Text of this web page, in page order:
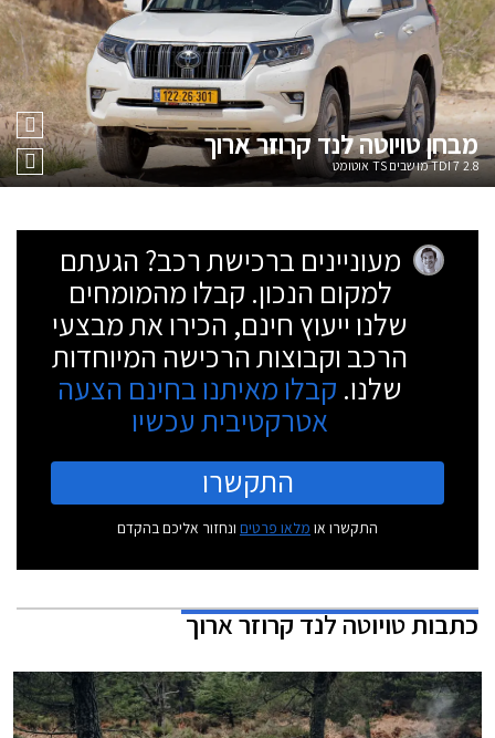
מבחןטויוטה לנד קרוזר ארוך
2.8 TDI 7 מושבים TS אוטומט
מעוניינים ברכישת רכב? הגעתם
למקום הנכון. קבלו מהמומחים
שלנו ייעוץ חינם, הכירו את מבצעי
הרכב וקבוצות הרכישה המיוחדות
שלנו. קבלו מאיתנו בחינם הצעה
אטרקטיבית עכשיו
התקשרו
התקשרו או מלאו פרטים ונחזור אליכם בהקדם
כתבותטויוטה לנד קרוזר ארוך